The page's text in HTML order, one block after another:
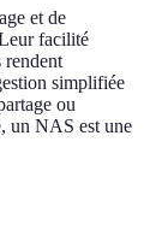
et de
facilité
rendent
simplifiée
ou
un NAS est une